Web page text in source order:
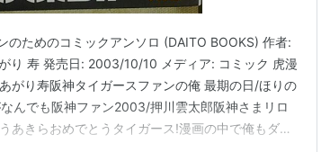
ためのコミックアンソロ (DAITO BOOKS) 作者:
り 寿 発売日: 2003/10/10 メディア: コミック 虎漫
がり寿阪神タイガースファンの俺 最期の日/ほりの
んでも阪神ファン2003/押川雲太郎阪神さまリロ
あきらおめでとうタイガース!漫画の中で俺もダイ